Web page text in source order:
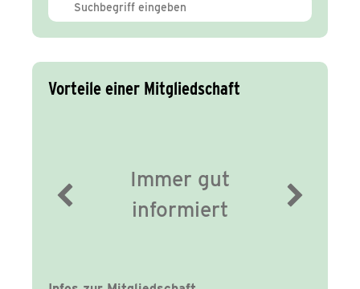
Vorteile einer Mitgliedschaft
Immer gut
informiert